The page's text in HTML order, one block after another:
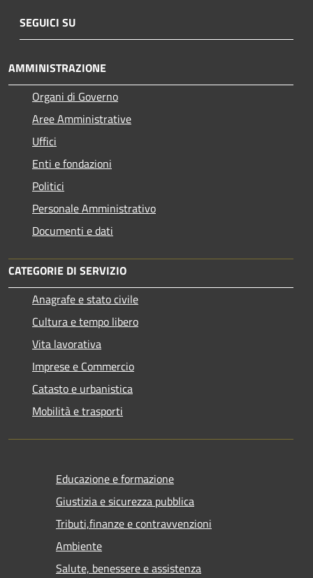
SEGUICI SU
AMMINISTRAZIONE
Organi di Governo
Aree Amministrative
Uffici
Enti e fondazioni
Politici
Personale Amministrativo
Documenti e dati
CATEGORIE DI SERVIZIO
Anagrafe e stato civile
Cultura e tempo libero
Vita lavorativa
Imprese e Commercio
Catasto e urbanistica
Mobilità e trasporti
Educazione e formazione
Giustizia e sicurezza pubblica
Tributi,finanze e contravvenzioni
Ambiente
Salute, benessere e assistenza